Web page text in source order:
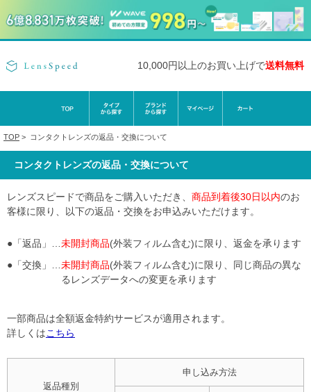
10,000円以上のお買い上げで送料無料
TOP > コンタクトレンズの返品・交換について
コンタクトレンズの返品・交換について
レンズスピードで商品をご購入いただき、 商品到着後30日以内のお
客様に限り、以下の返品・交換をお申込みいただけます。
●「返品」… 未開封商品(外装フィルム含む)に限り、返金を承ります
●「交換」… 未開封商品(外装フィルム含む)に限り、同じ商品の異な
るレンズデータへの変更を承ります
一部商品は全額返金特約サービスが適用されます。
詳しくはこちら
返品種別
申し込み方法